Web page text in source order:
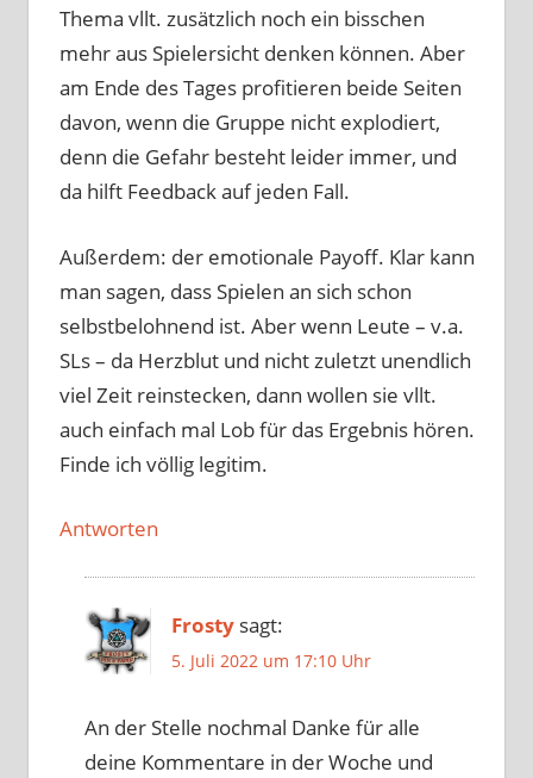
Thema vllt. zusätzlich noch ein bisschen
mehr aus Spielersicht denken können. Aber
am Ende des Tages profitieren beide Seiten
davon, wenn die Gruppe nicht explodiert,
denn die Gefahr besteht leider immer, und
da hilft Feedback auf jeden Fall.
Außerdem: der emotionale Payoff. Klar kann
man sagen, dass Spielen an sich schon
selbstbelohnend ist. Aber wenn Leute – v.a.
SLs – da Herzblut und nicht zuletzt unendlich
viel Zeit reinstecken, dann wollen sie vllt.
auch einfach mal Lob für das Ergebnis hören.
Finde ich völlig legitim.
Antworten
Frosty sagt:
5. Juli 2022 um 17:10 Uhr
An der Stelle nochmal Danke für alle
deine Kommentare in der Woche und